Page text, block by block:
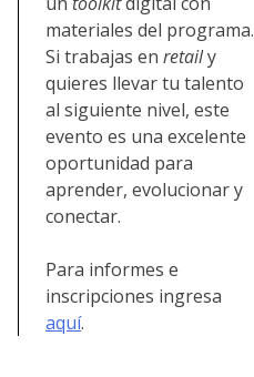
materiales del programa.
Si trabajas en retaily
quieres llevar tu talento
al siguiente nivel, este
evento es una excelente
oportunidad para
aprender, evolucionar y
conectar.
Para informes e
inscripciones ingresa
aquí.